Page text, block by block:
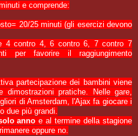
e comprende:
20/25 minuti (gli esercizi devono
4 contro 4, 6 contro 6, 7 contro 7
per favorire il raggiungimento
partecipazione dei bambini viene
dimostrazioni pratiche. Nelle gare,
di Amsterdam, l'Ajax fa giocare i
due più grandi.
anno e al termine della stagione
oppure no.